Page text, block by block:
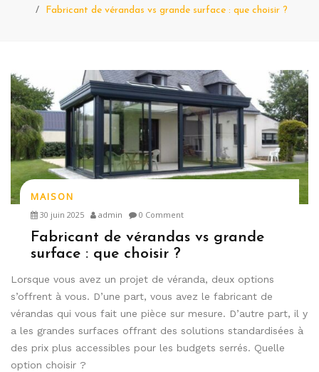
Fabricant de vérandas vs grande surface : que choisir ?
MAISON
30 juin 2025 admin 0 Comment
Fabricant de vérandas vs grande
surface : que choisir ?
Lorsque vous avez un projet de véranda, deux options
s’offrent à vous. D’une part, vous avez le fabricant de
vérandas qui vous fait une pièce sur mesure. D’autre part, il y
a les grandes surfaces offrant des solutions standardisées à
des prix plus accessibles pour les budgets serrés. Quelle
option choisir ?